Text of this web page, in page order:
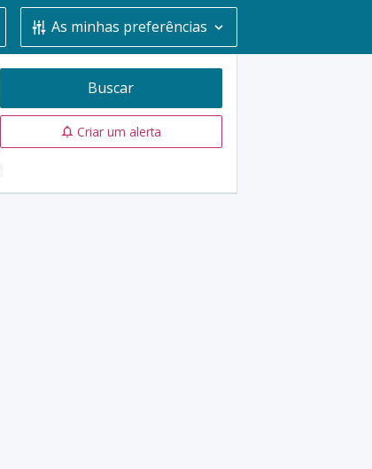
As minhas preferências
Buscar
Criar um alerta